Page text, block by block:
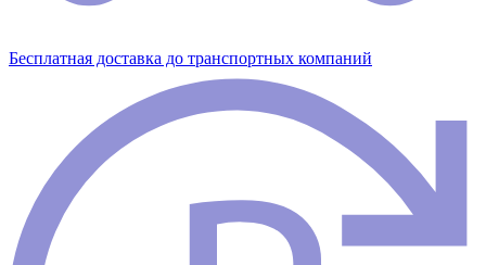
Бесплатная доставка до транспортных компаний